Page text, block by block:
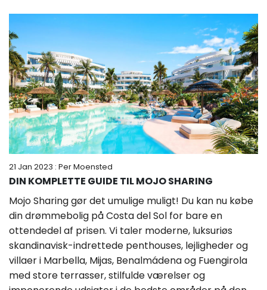
21 Jan 2023 : Per Moensted
DIN KOMPLETTE GUIDE TIL MOJO SHARING
Mojo Sharing gør det umulige muligt! Du kan nu købe
din drømmebolig på Costa del Sol for bare en
ottendedel af prisen. Vi taler moderne, luksuriøs
skandinavisk-indrettede penthouses, lejligheder og
villaer i Marbella, Mijas, Benalmádena og Fuengirola
med store terrasser, stilfulde værelser og